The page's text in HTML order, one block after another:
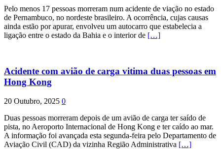
Pelo menos 17 pessoas morreram num acidente de viação no estado
de Pernambuco, no nordeste brasileiro. A ocorrência, cujas causas
ainda estão por apurar, envolveu um autocarro que estabelecia a
ligação entre o estado da Bahia e o interior de […]
Acidente com avião de carga vitima duas pessoas em
Hong Kong
20 Outubro, 2025 0
Duas pessoas morreram depois de um avião de carga ter saído de
pista, no Aeroporto Internacional de Hong Kong e ter caído ao mar.
A informação foi avançada esta segunda-feira pelo Departamento de
Aviação Civil (CAD) da vizinha Região Administrativa […]